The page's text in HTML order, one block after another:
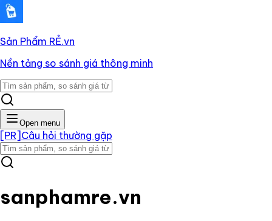
Sản Phẩm RẺ.vn
Nền tảng so sánh giá thông minh
Open menu
[PR] Câu hỏi thường gặp
sanphamre.vn